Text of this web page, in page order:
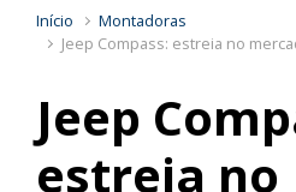
Início
Montadoras
Jeep Compass: estreia no
Jeep
estreia no